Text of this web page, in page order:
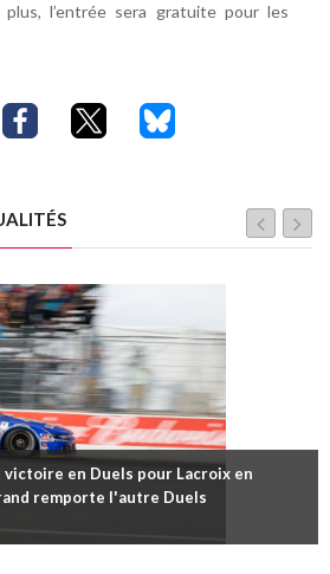
l’entrée sera gratuite pour les
victoire en Duels pour Lacroix en
remporte l'autre Duels